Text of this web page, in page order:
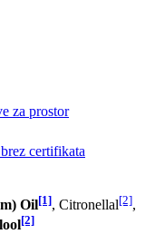
za prostor
certifikata
Oil[1], Citronellal[2],
[2]